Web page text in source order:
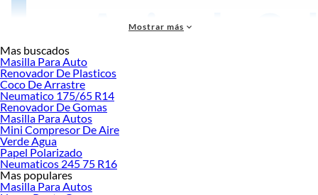
Prepárate para todo con la gran variedad de el
manualesque en Sodimac tenemos para ti:
Mostrar más
Mas buscados
Masilla Para Auto
Renovador De Plasticos
Coco De Arrastre
Neumatico 175/65 R14
Renovador De Gomas
Masilla Para Autos
Mini Compresor De Aire
Verde Agua
Papel Polarizado
Neumaticos 245 75 R16
Mas populares
Masilla Para Autos